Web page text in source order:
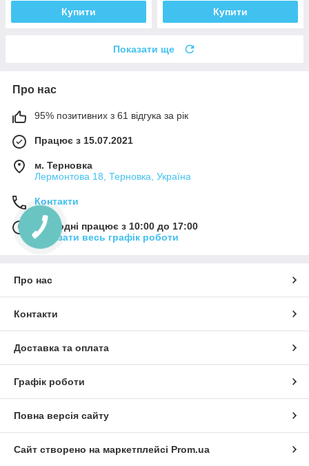
Купити Купити
Показати ще
Про нас
95% позитивних з 61 відгука за рік
Працює з 15.07.2021
м. Терновка
Лермонтова 18, Терновка, Україна
Контакти
Сьогодні працює з 10:00 до 17:00
Показати весь графік роботи
Про нас
Контакти
Доставка та оплата
Графік роботи
Повна версія сайту
Сайт створено на маркетплейсі Prom.ua